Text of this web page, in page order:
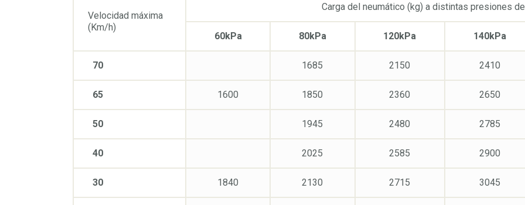
Velocidad máxima
(Km/h)
70
65
50
40
30
Carga del neumático (kg) a distintas presiones
60kPa
1600
1840
80kPa
1685
1850
1945
2025
2130
120kPa
2150
2360
2480
2585
2715
140kPa
2410
2650
2785
2900
3045